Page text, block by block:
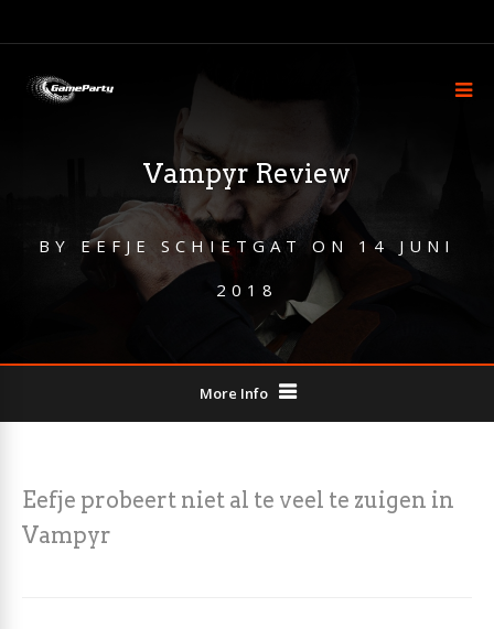
Vampyr Review
BY EEFJE SCHIETGAT ON 14 JUNI
2018
More Info
Eefje probeert niet al te veel te zuigen in
Vampyr